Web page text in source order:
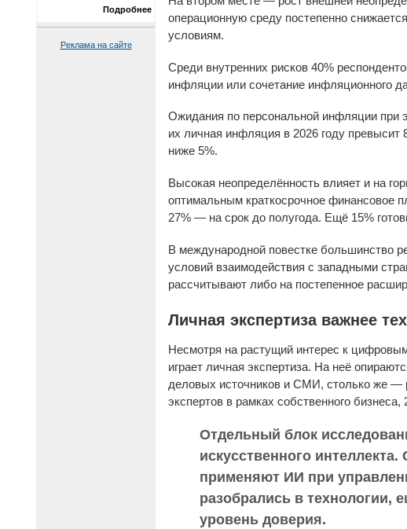
Подробнее
Реклама на сайте
операционную среду постепенно
условиям.
Среди внутренних рисков 40%
инфляции или сочетание инфляционного
Ожидания по персональной инфляции при
их личная инфляция в 2026 году
ниже 5%.
Высокая неопределённость влияет и на
оптимальным краткосрочное финансовое
27% — на срок до полугода. Ещё 15%
В международной повестке большинство
условий взаимодействия с западными
рассчитывают либо на постепенное
Личная экспертиза важнее
Несмотря на растущий интерес к
играет личная экспертиза. На неё
деловых источников и СМИ, столько же —
экспертов в рамках собственного
Отдельный блок
искусственного
применяют ИИ при
разобрались в технологии,
уровень доверия.